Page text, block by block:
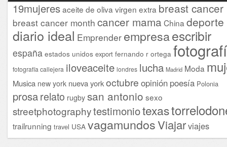
19mujeresaceite de oliva virgen extra breast cancer
breast cancer month cancer mama China deporte
diario ideal Emprender empresaescribir
españa estados unidos export fernando r ortega
fotografía callejera iloveaceite londres lucha Madrid Moda
Musica new york nueva yorkoctubre opinión poesía Polonia
prosarelato rugby san antonio sexo
streetphotographytestimoniotexas
trailrunning travel USA vagamundosViajarviajes